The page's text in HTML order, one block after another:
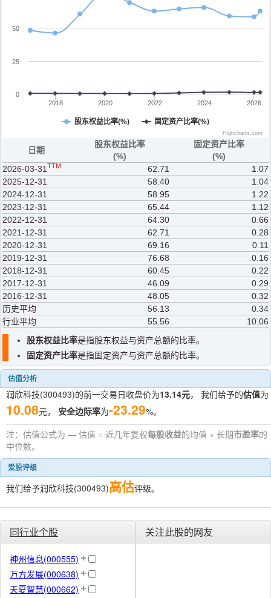
股东权益比率(%) 固定资产比率(%)
2018 2020 2022 2024 2026
0
25
50
Highcharts.com
日期
股东权益比率
(%)
固定资产比率
(%)
2026-03-31 TTM 62.71
1.07
2025-12-31
58.40
1.04
2024-12-31
58.95
1.22
2023-12-31
65.44
1.12
2022-12-31
64.30
0.66
2021-12-31
62.71
0.28
2020-12-31
69.16
0.11
2019-12-31
76.68
0.16
2018-12-31
60.45
0.22
2017-12-31
46.09
0.29
2016-12-31
48.05
0.32
历史平均
56.13
0.34
行业平均
55.56
10.06
股东权益比率是指股东权益与资产总额的比率。
固定资产比率是指固定资产与资产总额的比率。
估值分析
润欣科技(300493)的前一交易日收盘价为13.14元， 我们给予的估值为
10.08元， 安全边际率为-23.29%。
注：估值公式为 — 估值 = 近几年复权每股收益的均值 × 长期市盈率的
中位数。
爱股评级
我们给予润欣科技(300493)高估评级。
同行业个股
神州信息(000555)
万方发展(000638)
天夏智慧(000662)
关注此股的网友